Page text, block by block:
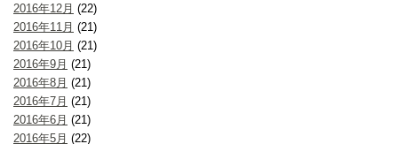
2016年12月 (22)
2016年11月 (21)
2016年10月 (21)
2016年9月 (21)
2016年8月 (21)
2016年7月 (21)
2016年6月 (21)
2016年5月 (22)